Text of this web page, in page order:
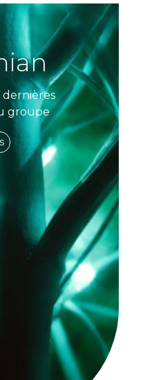
dernières
groupe